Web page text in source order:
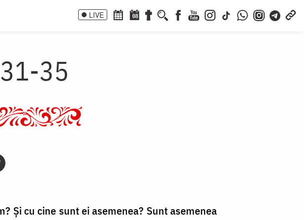
LIVE 08
35
Și cu cine sunt ei asemenea? Sunt asemenea